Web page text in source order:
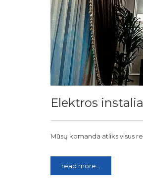
Elektros
Mūsų komanda atliks visus
read more...